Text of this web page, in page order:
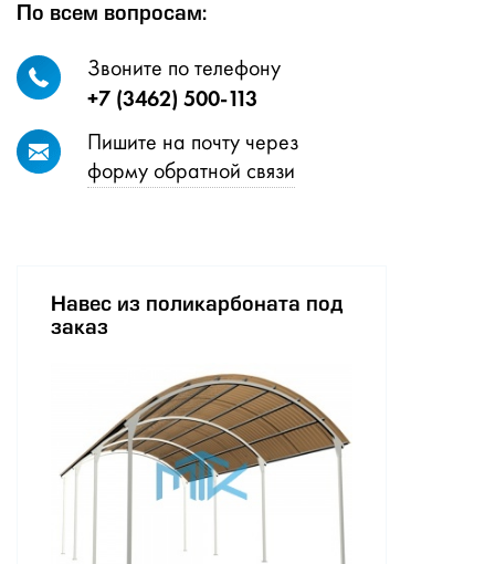
По всем вопросам:
Звоните по телефону
+7 (3462) 500-113
Пишите на почту через
форму обратной связи
Навес из поликарбоната под
заказ